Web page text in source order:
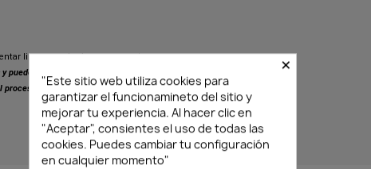
ligeras variaciones respecto
pueden presentar pequeñas
proceso de fabricación.
PRODUCTOS SIMILARES
×
"Este sitio web utiliza cookies para
garantizar el funcionamineto del sitio y
mejorar tu experiencia. Al hacer clic en
"Aceptar", consientes el uso de todas las
cookies. Puedes cambiar tu configuración
en cualquier momento"